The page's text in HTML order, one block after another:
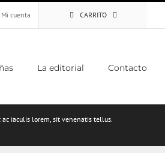
Mi cuenta
CARRITO
La editorial Contacto
ac iaculis lorem, sit venenatis tellus.